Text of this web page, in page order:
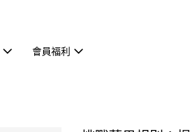
會員福利